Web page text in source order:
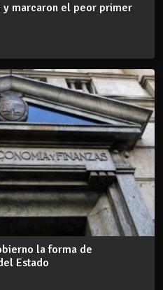
marcaron el peor primer
la forma de
Estado